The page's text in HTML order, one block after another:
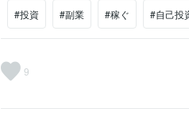
#投資 #副業 #稼ぐ #自己投
9